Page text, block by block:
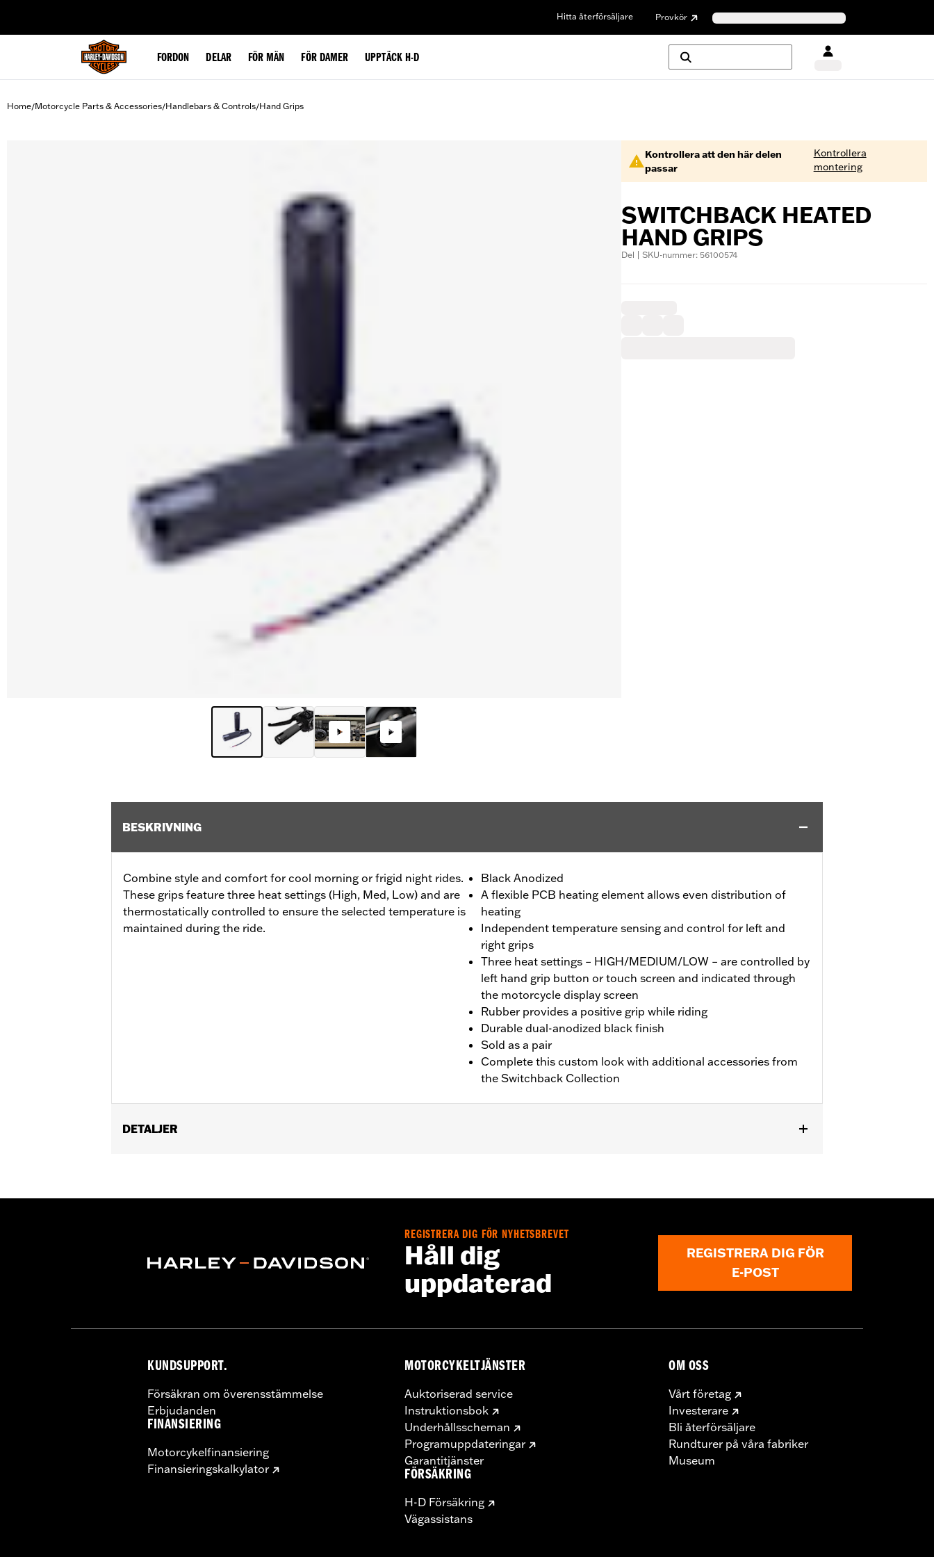
Hitta återförsäljare Provkör
FORDON DELAR FÖR MÄN FÖR DAMER UPPTÄCK H-D
Home/Motorcycle Parts & Accessories/Handlebars & Controls/Hand Grips
Kontrollera att den här delen
passar
Kontrollera
montering
SWITCHBACK HEATED
HAND GRIPS
Del | SKU-nummer: 56100574
BESKRIVNING
Combine style and comfort for cool morning or frigid night rides.
These grips feature three heat settings (High, Med, Low) and are
thermostatically controlled to ensure the selected temperature is
maintained during the ride.
Black Anodized
A flexible PCB heating element allows even distribution of
heating
Independent temperature sensing and control for left and
right grips
Three heat settings – HIGH/MEDIUM/LOW – are controlled by
left hand grip button or touch screen and indicated through
the motorcycle display screen
Rubber provides a positive grip while riding
Durable dual-anodized black finish
Sold as a pair
Complete this custom look with additional accessories from
the Switchback Collection
DETALJER
update by a Harley-Davidson dealer see your local dealer for details.
Sold In Units:Pair
Left and right hand grips, installation instructions
REGISTRERA DIG FÖR NYHETSBREVET
Håll dig
uppdaterad
REGISTRERA DIG FÖR
E-POST
KUNDSUPPORT.
Försäkran om överensstämmelse
Erbjudanden
FINANSIERING
Motorcykelfinansiering
Finansieringskalkylator
MOTORCYKELTJÄNSTER
Auktoriserad service
Instruktionsbok
Underhållsscheman
Programuppdateringar
Garantitjänster
FÖRSÄKRING
H-D Försäkring
Vägassistans
OM OSS
Vårt företag
Investerare
Bli återförsäljare
Rundturer på våra fabriker
Museum